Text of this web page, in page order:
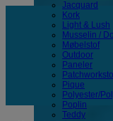
Jacquard
Kork
Light & Lush
Musselin /
Møbelstof
Outdoor
Paneler
Pique
Polyester/
Poplin
Teddy